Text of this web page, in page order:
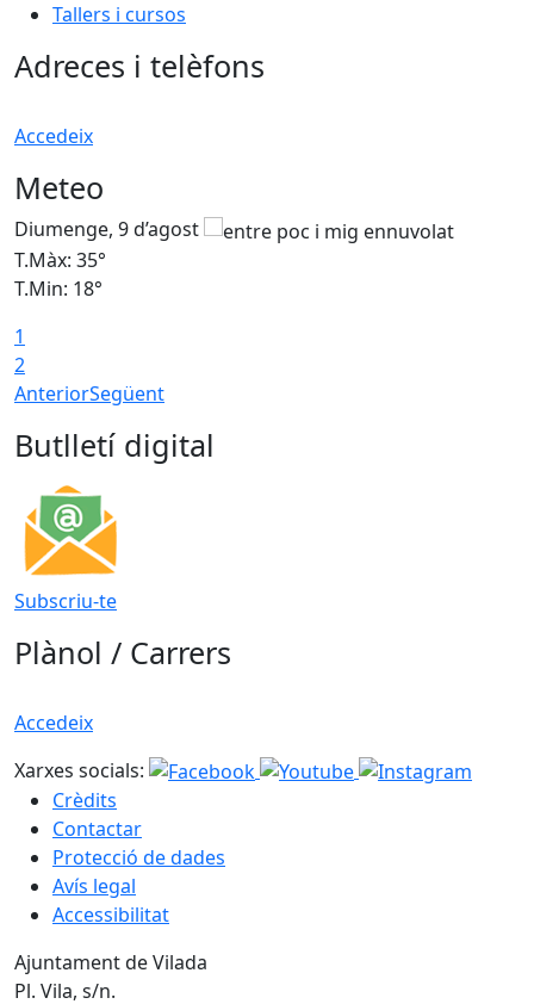
Tallers i cursos
Adreces i telèfons
Accedeix
Meteo
Diumenge, 9 d’agost
T.Màx: 35°
T.Min: 18°
1
2
AnteriorSegüent
Butlletí digital
Subscriu-te
Plànol / Carrers
Accedeix
Xarxes socials:
Crèdits
Contactar
Protecció de dades
Avís legal
Accessibilitat
Ajuntament de Vilada
Pl. Vila, s/n.